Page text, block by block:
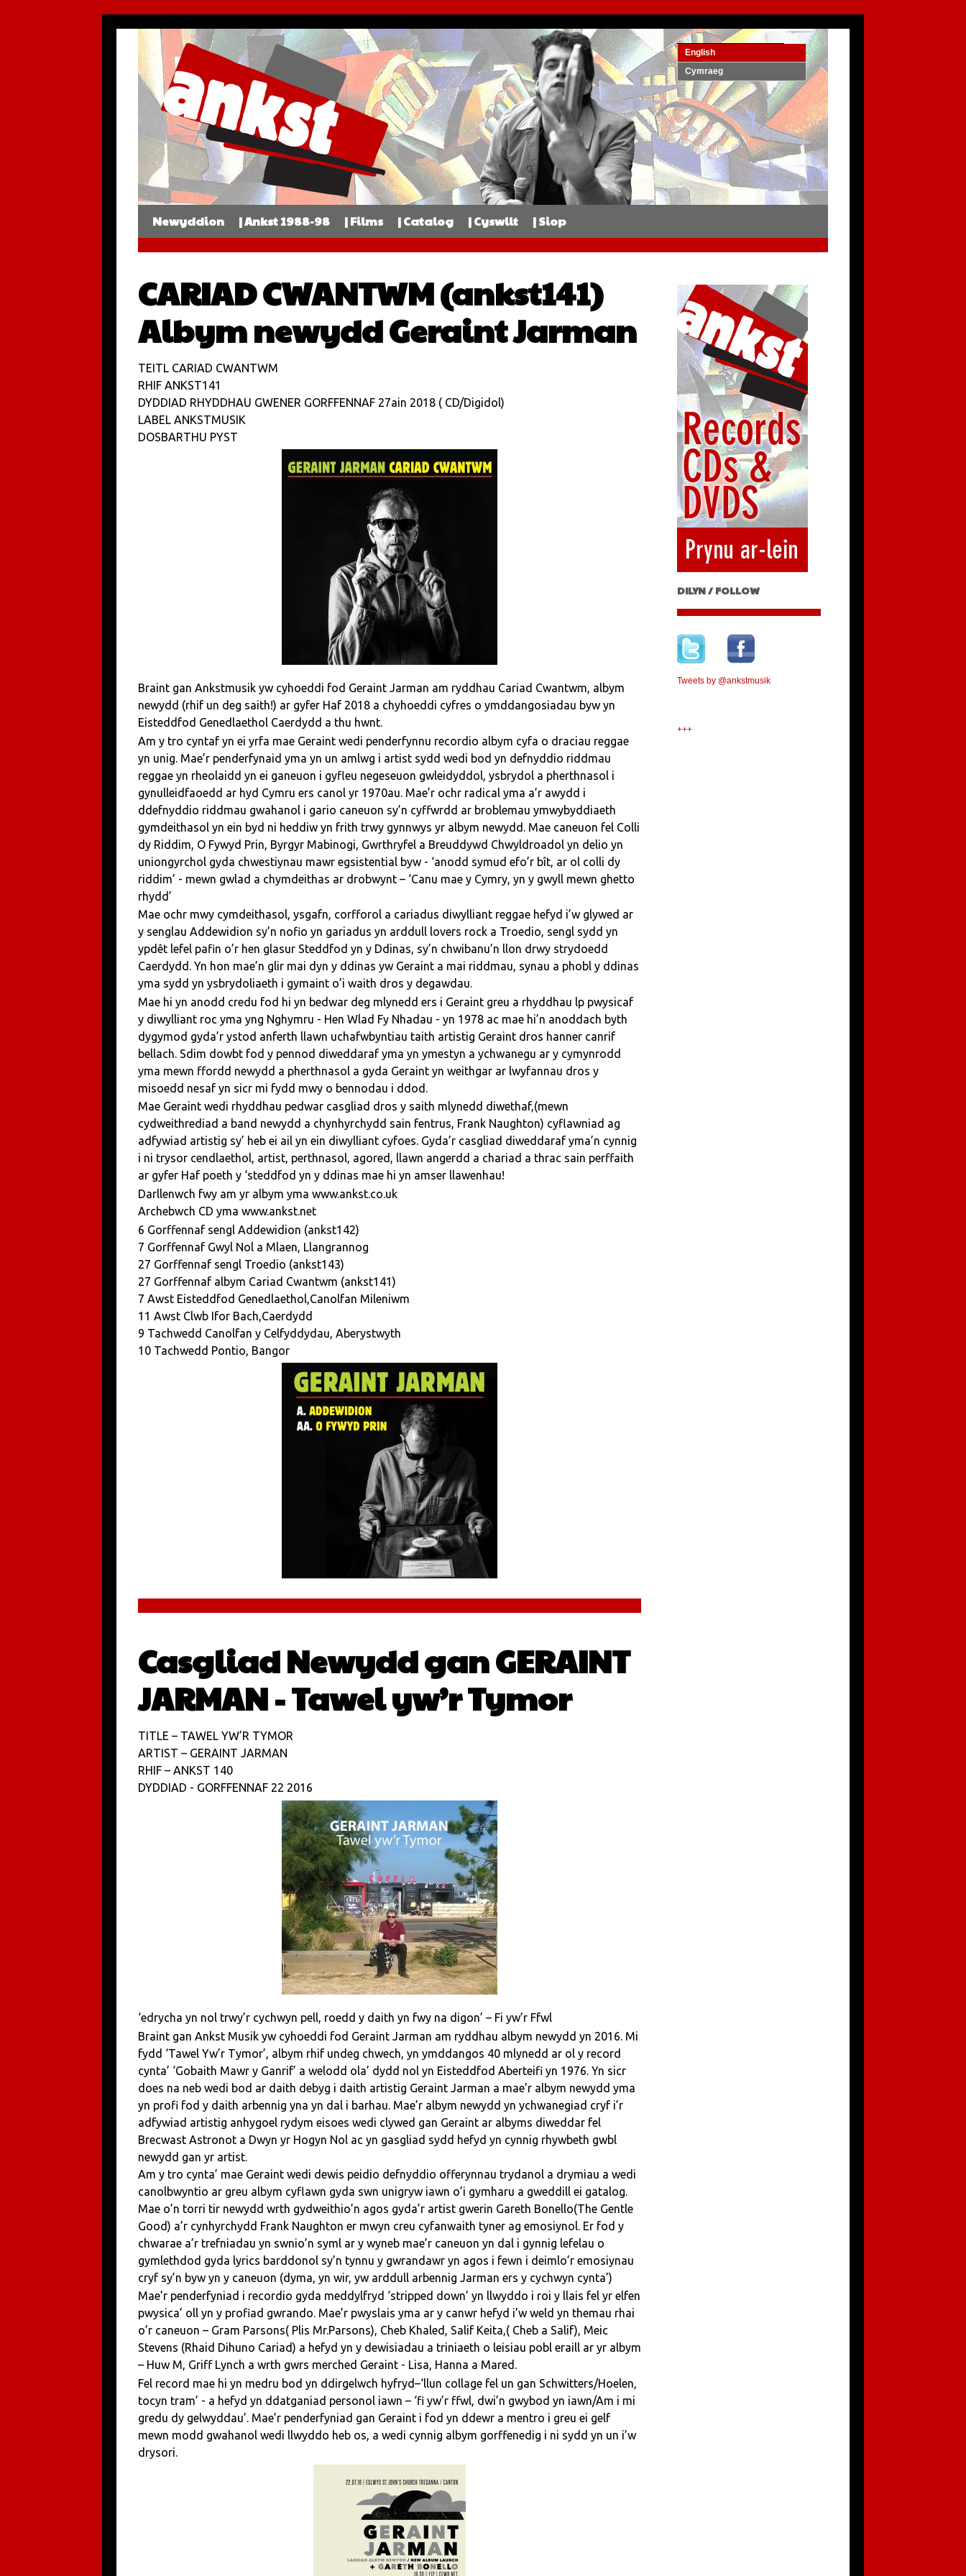
English
Cymraeg
Newyddion | Ankst 1988-98 | Films | Catalog | Cyswllt | Siop
CARIAD CWANTWM (ankst141)
Albym newydd Geraint Jarman
TEITL CARIAD CWANTWM
RHIF ANKST141
DYDDIAD RHYDDHAU GWENER GORFFENNAF 27ain 2018 ( CD/Digidol)
LABEL ANKSTMUSIK
DOSBARTHU PYST
Braint gan Ankstmusik yw cyhoeddi fod Geraint Jarman am ryddhau Cariad Cwantwm, albym
newydd (rhif un deg saith!) ar gyfer Haf 2018 a chyhoeddi cyfres o ymddangosiadau byw yn
Eisteddfod Genedlaethol Caerdydd a thu hwnt.
Am y tro cyntaf yn ei yrfa mae Geraint wedi penderfynnu recordio albym cyfa o draciau reggae
yn unig. Mae’r penderfynaid yma yn un amlwg i artist sydd wedi bod yn defnyddio riddmau
reggae yn rheolaidd yn ei ganeuon i gyfleu negeseuon gwleidyddol, ysbrydol a pherthnasol i
gynulleidfaoedd ar hyd Cymru ers canol yr 1970au. Mae’r ochr radical yma a’r awydd i
ddefnyddio riddmau gwahanol i gario caneuon sy’n cyffwrdd ar broblemau ymwybyddiaeth
gymdeithasol yn ein byd ni heddiw yn frith trwy gynnwys yr albym newydd. Mae caneuon fel Colli
dy Riddim, O Fywyd Prin, Byrgyr Mabinogi, Gwrthryfel a Breuddywd Chwyldroadol yn delio yn
uniongyrchol gyda chwestiynau mawr egsistential byw - ‘anodd symud efo’r bît, ar ol colli dy
riddim’ - mewn gwlad a chymdeithas ar drobwynt – ‘Canu mae y Cymry, yn y gwyll mewn ghetto
rhydd’
Mae ochr mwy cymdeithasol, ysgafn, corfforol a cariadus diwylliant reggae hefyd i’w glywed ar
y senglau Addewidion sy’n nofio yn gariadus yn arddull lovers rock a Troedio, sengl sydd yn
ypdêt lefel pafin o’r hen glasur Steddfod yn y Ddinas, sy’n chwibanu’n llon drwy strydoedd
Caerdydd. Yn hon mae’n glir mai dyn y ddinas yw Geraint a mai riddmau, synau a phobl y ddinas
yma sydd yn ysbrydoliaeth i gymaint o’i waith dros y degawdau.
Mae hi yn anodd credu fod hi yn bedwar deg mlynedd ers i Geraint greu a rhyddhau lp pwysicaf
y diwylliant roc yma yng Nghymru - Hen Wlad Fy Nhadau - yn 1978 ac mae hi’n anoddach byth
dygymod gyda’r ystod anferth llawn uchafwbyntiau taith artistig Geraint dros hanner canrif
bellach. Sdim dowbt fod y pennod diweddaraf yma yn ymestyn a ychwanegu ar y cymynrodd
yma mewn ffordd newydd a pherthnasol a gyda Geraint yn weithgar ar lwyfannau dros y
misoedd nesaf yn sicr mi fydd mwy o bennodau i ddod.
Mae Geraint wedi rhyddhau pedwar casgliad dros y saith mlynedd diwethaf,(mewn
cydweithrediad a band newydd a chynhyrchydd sain fentrus, Frank Naughton) cyflawniad ag
adfywiad artistig sy’ heb ei ail yn ein diwylliant cyfoes. Gyda’r casgliad diweddaraf yma’n cynnig
i ni trysor cendlaethol, artist, perthnasol, agored, llawn angerdd a chariad a thrac sain perffaith
ar gyfer Haf poeth y ‘steddfod yn y ddinas mae hi yn amser llawenhau!
Darllenwch fwy am yr albym yma www.ankst.co.uk
Archebwch CD yma www.ankst.net
6 Gorffennaf sengl Addewidion (ankst142)
7 Gorffennaf Gwyl Nol a Mlaen, Llangrannog
27 Gorffennaf sengl Troedio (ankst143)
27 Gorffennaf albym Cariad Cwantwm (ankst141)
7 Awst Eisteddfod Genedlaethol,Canolfan Mileniwm
11 Awst Clwb Ifor Bach,Caerdydd
9 Tachwedd Canolfan y Celfyddydau, Aberystwyth
10 Tachwedd Pontio, Bangor
Casgliad Newydd gan GERAINT
JARMAN - Tawel yw’r Tymor
TITLE – TAWEL YW’R TYMOR
ARTIST – GERAINT JARMAN
RHIF – ANKST 140
DYDDIAD - GORFFENNAF 22 2016
‘edrycha yn nol trwy’r cychwyn pell, roedd y daith yn fwy na digon’ – Fi yw’r Ffwl
Braint gan Ankst Musik yw cyhoeddi fod Geraint Jarman am ryddhau albym newydd yn 2016. Mi
fydd ‘Tawel Yw’r Tymor’, albym rhif undeg chwech, yn ymddangos 40 mlynedd ar ol y record
cynta’ ‘Gobaith Mawr y Ganrif’ a welodd ola’ dydd nol yn Eisteddfod Aberteifi yn 1976. Yn sicr
does na neb wedi bod ar daith debyg i daith artistig Geraint Jarman a mae’r albym newydd yma
yn profi fod y daith arbennig yna yn dal i barhau. Mae’r albym newydd yn ychwanegiad cryf i’r
adfywiad artistig anhygoel rydym eisoes wedi clywed gan Geraint ar albyms diweddar fel
Brecwast Astronot a Dwyn yr Hogyn Nol ac yn gasgliad sydd hefyd yn cynnig rhywbeth gwbl
newydd gan yr artist.
Am y tro cynta’ mae Geraint wedi dewis peidio defnyddio offerynnau trydanol a drymiau a wedi
canolbwyntio ar greu albym cyflawn gyda swn unigryw iawn o’i gymharu a gweddill ei gatalog.
Mae o’n torri tir newydd wrth gydweithio’n agos gyda’r artist gwerin Gareth Bonello(The Gentle
Good) a’r cynhyrchydd Frank Naughton er mwyn creu cyfanwaith tyner ag emosiynol. Er fod y
chwarae a’r trefniadau yn swnio’n syml ar y wyneb mae’r caneuon yn dal i gynnig lefelau o
gymlethdod gyda lyrics barddonol sy’n tynnu y gwrandawr yn agos i fewn i deimlo’r emosiynau
cryf sy’n byw yn y caneuon (dyma, yn wir, yw arddull arbennig Jarman ers y cychwyn cynta’)
Mae’r penderfyniad i recordio gyda meddylfryd ‘stripped down’ yn llwyddo i roi y llais fel yr elfen
pwysica’ oll yn y profiad gwrando. Mae’r pwyslais yma ar y canwr hefyd i’w weld yn themau rhai
o’r caneuon – Gram Parsons( Plis Mr.Parsons), Cheb Khaled, Salif Keita,( Cheb a Salif), Meic
Stevens (Rhaid Dihuno Cariad) a hefyd yn y dewisiadau a triniaeth o leisiau pobl eraill ar yr albym
– Huw M, Griff Lynch a wrth gwrs merched Geraint - Lisa, Hanna a Mared.
Fel record mae hi yn medru bod yn ddirgelwch hyfryd–‘llun collage fel un gan Schwitters/Hoelen,
tocyn tram’ - a hefyd yn ddatganiad personol iawn – ‘fi yw’r ffwl, dwi’n gwybod yn iawn/Am i mi
gredu dy gelwyddau’. Mae’r penderfyniad gan Geraint i fod yn ddewr a mentro i greu ei gelf
mewn modd gwahanol wedi llwyddo heb os, a wedi cynnig albym gorffenedig i ni sydd yn un i’w
drysori.
DILYN / FOLLOW
Tweets by @ankstmusik
+++